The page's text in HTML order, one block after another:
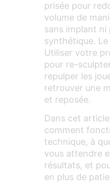
prisée pour
volume de
sans implant ni
synthétique.
Utiliser votre
pour re-
repulper les
retrouver une
et reposée.
Dans cet
comment
technique, à
vous attendre
résultats, et
en plus de